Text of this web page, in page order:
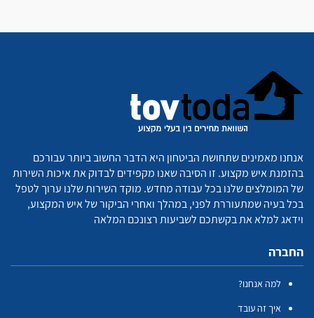
אנחנו מאמינים שתחושת הביטחון היא הדבר החשוב ביותר עבורכם
בהזמנת איש מקצוע. זו הסיבה שאנו מקפידים לבדוק את איכות השירות
של המומלצים שלנו בכל עבודה מחדש. מוקד השירות שלנו ערוך לטפל
בכל בעיה שמתעוררת לפני, במהלך ואחרי הביקור של איש המקצוע,
וידאג למלא את בקשתכם לשביעות רצונכם המלאה
החברה
למה אנחנו?
איך זה עובד